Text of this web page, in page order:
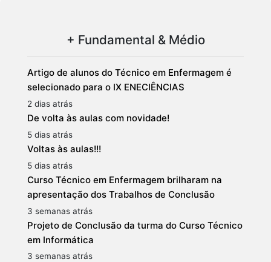
+ Fundamental & Médio
Artigo de alunos do Técnico em Enfermagem é
selecionado para o IX ENECIÊNCIAS
2 dias atrás
De volta às aulas com novidade!
5 dias atrás
Voltas às aulas!!!
5 dias atrás
Curso Técnico em Enfermagem brilharam na
apresentação dos Trabalhos de Conclusão
3 semanas atrás
Projeto de Conclusão da turma do Curso Técnico
em Informática
3 semanas atrás